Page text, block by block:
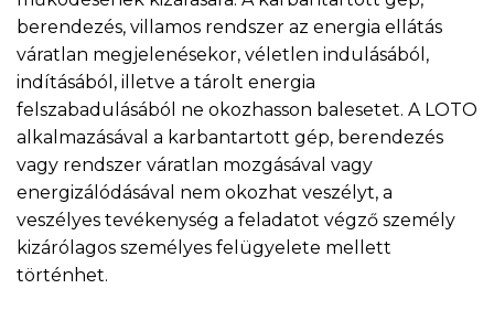
berendezés, villamos rendszer az energia ellátás
váratlan megjelenésekor, véletlen indulásából,
indításából, illetve a tárolt energia
felszabadulásából ne okozhasson balesetet. A LOTO
alkalmazásával a karbantartott gép, berendezés
vagy rendszer váratlan mozgásával vagy
energizálódásával nem okozhat veszélyt, a
veszélyes tevékenység a feladatot végző személy
kizárólagos személyes felügyelete mellett
történhet.